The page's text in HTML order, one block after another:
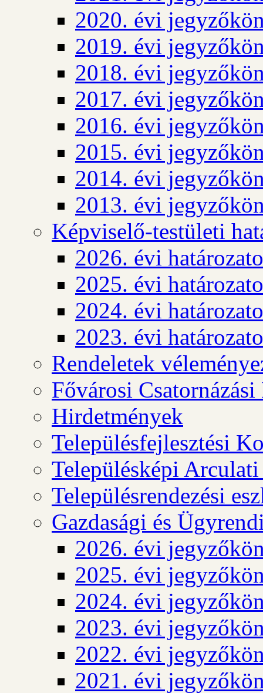
2020. évi
2019. évi
2018. évi
2017. évi
2016. évi
2015. évi
2014. évi
2013. évi
Képviselő-testületi
2026. évi
2025. évi
2024. évi
2023. évi
Rendeletek
Fővárosi
Hirdetmények
Településfejlesztési
Településképi
Településrendezési
Gazdasági és
2026. évi
2025. évi
2024. évi
2023. évi
2022. évi
2021. évi